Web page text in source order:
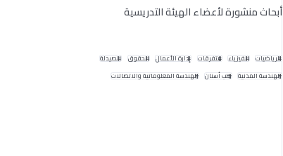
أبحاث منشورة لأعضاء الهيئة التدريسية
الرياضيات الفيزياء متفرقات إدارة الأعمال الحقوق الصيدلة
الهندسة المدنية طب أسنان الهندسة المعلوماتية والاتصالات